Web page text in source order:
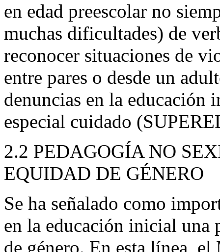
en edad preescolar no
muchas dificultades) de
reconocer situaciones de
entre pares o desde un
denuncias en la educación
especial cuidado
2.2 PEDAGOGÍA NO
EQUIDAD DE GÉNERO
Se ha señalado como
en la educación inicial una
de género. En esta línea,